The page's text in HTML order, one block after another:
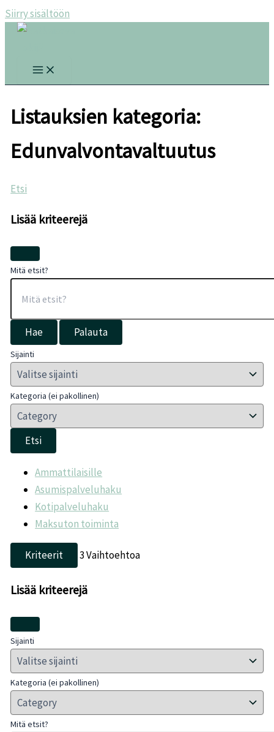
Siirry sisältöön
Listauksien kategoria:
Edunvalvontavaltuutus
Etsi
Lisää kriteerejä
Mitä etsit?
Hae Palauta
Sijainti
Kategoria (ei pakollinen)
Etsi
Ammattilaisille
Asumispalveluhaku
Kotipalveluhaku
Maksuton toiminta
Kriteerit 3Vaihtoehtoa
Lisää kriteerejä
Sijainti
Kategoria (ei pakollinen)
Mitä etsit?